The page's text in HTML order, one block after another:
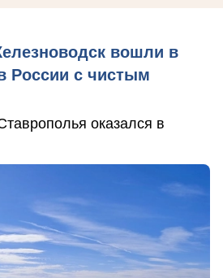
вошли в
России с чистым
оказался в